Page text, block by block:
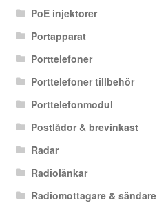
PoE injektorer
Portapparat
Porttelefoner
Porttelefoner tillbehör
Porttelefonmodul
Postlådor & brevinkast
Radar
Radiolänkar
Radiomottagare & sändare